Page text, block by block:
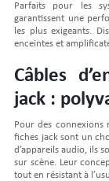
Parfaits pour les
garantissent une
les plus exigeants.
enceintes et
Câbles
jack :
Pour des connexions
fiches jack sont un
d’appareils audio, ils
sur scène. Leur
tout en résistant à